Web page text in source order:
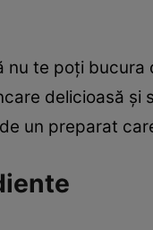
te poţi bucura
delicioasă şi
un preparat